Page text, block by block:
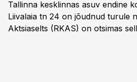
Tallinna kesklinnas asuv endine
Liivalaia tn 24 on jõudnud turule
Aktsiaselts (RKAS) on otsimas